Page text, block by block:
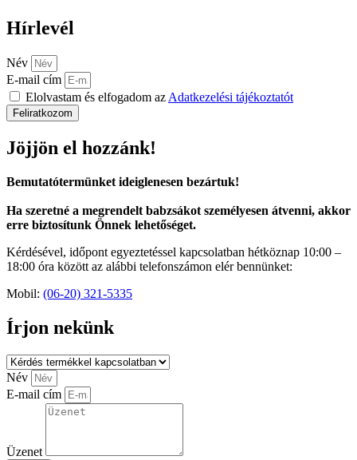
Hírlevél
Név
E-mail cím
Elolvastam és elfogadom az Adatkezelési tájékoztatót
Feliratkozom
Jöjjön el hozzánk!
Bemutatótermünket ideiglenesen bezártuk!
Ha szeretné a megrendelt babzsákot személyesen átvenni, akkor
erre biztosítunk Önnek lehetőséget.
Kérdésével, időpont egyeztetéssel kapcsolatban hétköznap 10:00 –
18:00 óra között az alábbi telefonszámon elér bennünket:
Mobil: (06-20) 321-5335
Írjon nekünk
Név
E-mail cím
Üzenet